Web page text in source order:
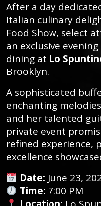
After a day
Italian culinary
Food Show, select
an exclusive
dining at Lo
Brooklyn.
A sophisticated
enchanting
and her talented
private event
refined experience,
excellence
Date: June 23,
Time: 7:00 PM